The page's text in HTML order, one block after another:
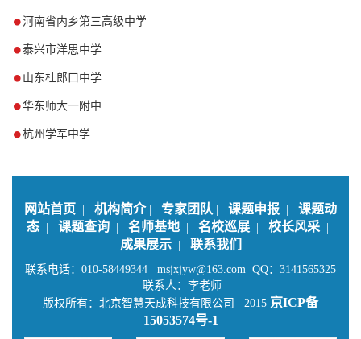
河南省内乡第三高级中学
泰兴市洋思中学
山东杜郎口中学
华东师大一附中
杭州学军中学
网站首页 机构简介| 专家团队 课题申报
课题动
态
课题查询 名师基地 名校巡展 校长风采
成果展示 联系我们
联系电话：010-58449344 msjxjyw@163.com QQ：3141565325
联系人：李老师
版权所有：北京智慧天成科技有限公司 2015 京ICP备
15053574号-1